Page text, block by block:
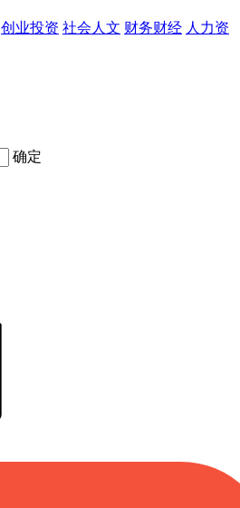
创业投资 社会人文 财务财经 人力资
确定